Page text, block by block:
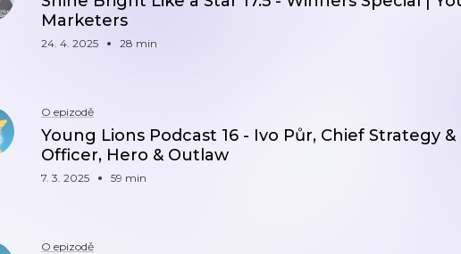
Marketers
24. 4. 2025 28 min
O epizodě
Young Lions Podcast 16 - Ivo Půr, Chief Strategy
Officer, Hero & Outlaw
7. 3. 2025 59 min
O epizodě